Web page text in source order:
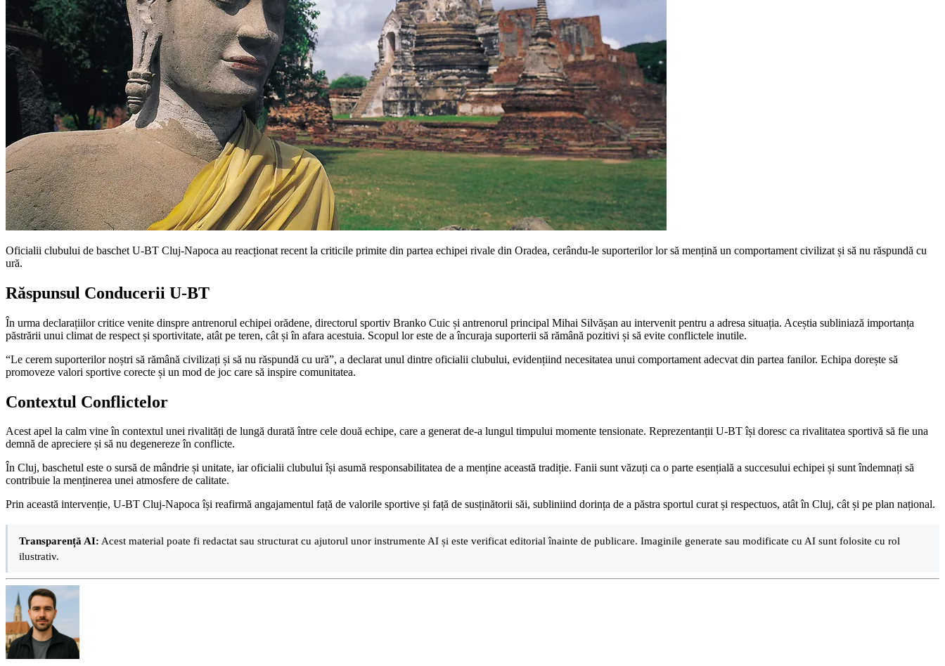
Oficialii clubului de baschet U-BT Cluj-Napoca au reacționat recent la criticile primite din partea echipei rivale din Oradea, cerându-le suporterilor lor să mențină un comportament civilizat și să nu răspundă cu
ură.
Răspunsul Conducerii U-BT
În urma declarațiilor critice venite dinspre antrenorul echipei orădene, directorul sportiv Branko Cuic și antrenorul principal Mihai Silvășan au intervenit pentru a adresa situația. Aceștia subliniază importanța
păstrării unui climat de respect și sportivitate, atât pe teren, cât și în afara acestuia. Scopul lor este de a încuraja suporterii să rămână pozitivi și să evite conflictele inutile.
“Le cerem suporterilor noștri să rămână civilizați și să nu răspundă cu ură”, a declarat unul dintre oficialii clubului, evidențiind necesitatea unui comportament adecvat din partea fanilor. Echipa dorește să
promoveze valori sportive corecte și un mod de joc care să inspire comunitatea.
Contextul Conflictelor
Acest apel la calm vine în contextul unei rivalități de lungă durată între cele două echipe, care a generat de-a lungul timpului momente tensionate. Reprezentanții U-BT își doresc ca rivalitatea sportivă să fie una
demnă de apreciere și să nu degenereze în conflicte.
În Cluj, baschetul este o sursă de mândrie și unitate, iar oficialii clubului își asumă responsabilitatea de a menține această tradiție. Fanii sunt văzuți ca o parte esențială a succesului echipei și sunt îndemnați să
contribuie la menținerea unei atmosfere de calitate.
Prin această intervenție, U-BT Cluj-Napoca își reafirmă angajamentul față de valorile sportive și față de susținătorii săi, subliniind dorința de a păstra sportul curat și respectuos, atât în Cluj, cât și pe plan național.
Transparență AI: Acest material poate fi redactat sau structurat cu ajutorul unor instrumente AI și este verificat editorial înainte de publicare. Imaginile generate sau modificate cu AI sunt folosite cu rol
ilustrativ.